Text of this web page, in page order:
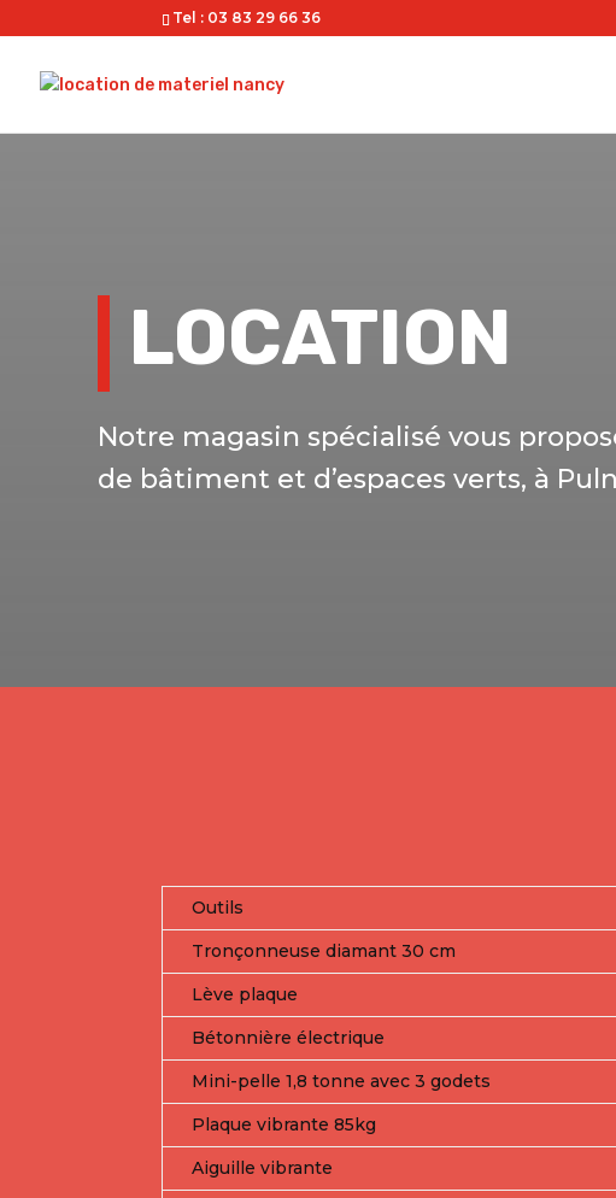
Tel : 03 83 29 66 36
LOCATION
Notre magasin spécialisé vous
de bâtiment et d’espaces verts, à
Outils
Tronçonneuse diamant 30 cm
Lève plaque
Bétonnière électrique
Mini-pelle 1,8 tonne avec 3 godets
Plaque vibrante 85kg
Aiguille vibrante